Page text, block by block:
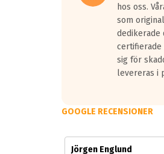
hos oss.
som
dedikerade
certifierade
sig för
levereras i
GOOGLE RECENSIONER
Jörgen Englund